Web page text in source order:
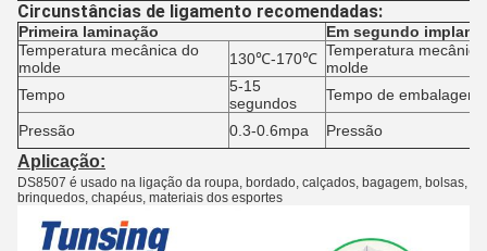
Circunstâncias de ligamento recomendadas:
Primeira laminação
Em segundo
Temperatura mecânica do
molde
130℃-170℃ Temperatura
molde
Tempo
5-15
segundos
Tempo de embalagem
Pressão 0.3-0.6mpa Pressão
Aplicação:
DS8507 é usado na ligação da roupa, bordado, calçados, bagagem, bolsas,
brinquedos, chapéus, materiais dos esportes